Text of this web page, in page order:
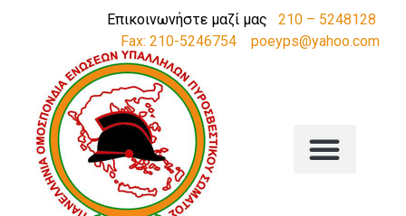
Επικοινωνήστε μαζί μας 210 – 5248128
Fax: 210-5246754
poeyps@yahoo.com